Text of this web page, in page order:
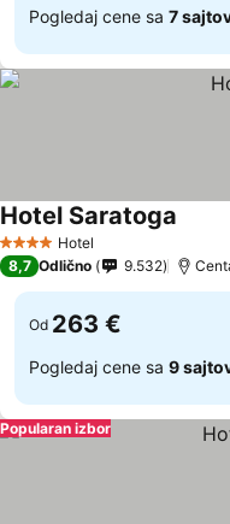
Pogledaj cene sa 7
4 ZvezdiceHotel
Hotel Saratoga
8,7 Odlično 9.532
Od 263 €
Pogledaj cene sa 9
Popularan izbor